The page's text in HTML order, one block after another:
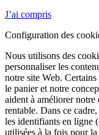
J’ai compris
Configuration des
Nous utilisons des
personnaliser les
notre site Web.
le panier et notre
aident à améliorer
rentable. Dans ce
les identifiants en ligne
utilisées à la fois pour